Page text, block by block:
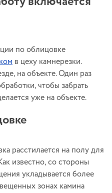
по облицовке
в цеху камнерезки.
на объекте. Один раз
чтобы забрать
уже на объекте.
расстилается на полу для
известно, со стороны
укладывается более
зонах камина